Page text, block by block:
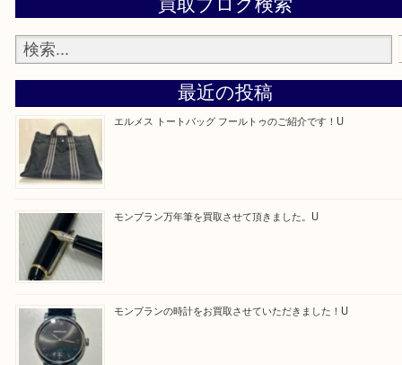
—お知らせ—
最後に当店では現在正社員を募集しておりますので
る方はお気軽にお問合せください！！
Facebook
Twitter